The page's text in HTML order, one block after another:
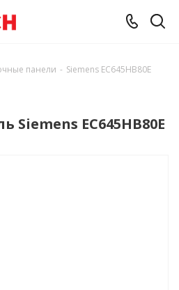
панели - Siemens EC645HB80E
Siemens EC645HB80E